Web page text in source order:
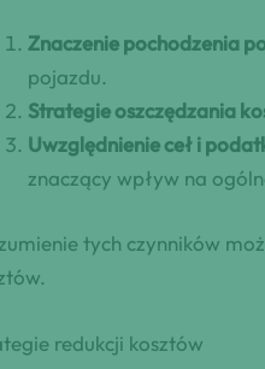
Znaczenie pochodzenia
pojazdu.
Strategie oszczędzania
Uwzględnienie ceł i
znaczący wpływ na
tych czynników
redukcji kosztów